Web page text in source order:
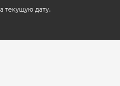
текущую дату.